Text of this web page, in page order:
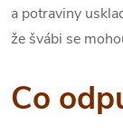
a potraviny
že švábi se
Co